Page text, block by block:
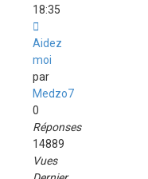
18:35
Aidez
moi
par
Medzo7
0
Réponses
14889
Vues